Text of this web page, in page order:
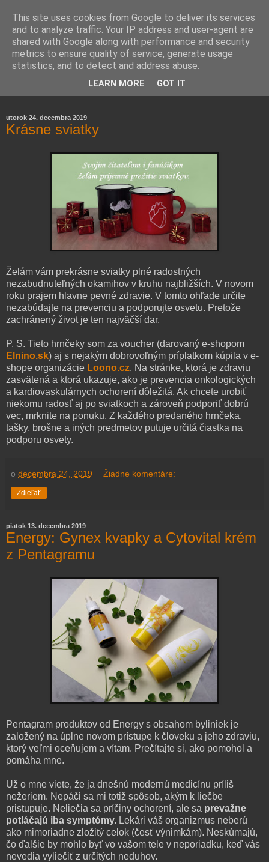
rozoberá témy o zdraví, živote a všetko možné.
utorok 24. decembra 2019
Krásne sviatky
Želám vám prekrásne sviatky plné radostných
nezabudnuteľných okamihov v kruhu najbližších. V novom
roku prajem hlavne pevné zdravie. V tomto ohľade určite
nezabúdajte na prevenciu a podporujte osvetu. Pretože
zachránený život je ten najväčší dar.
P. S. Tieto hrnčeky som za voucher (darovaný e-shopom
Elnino.sk) aj s nejakým dobrovoľným príplatkom kúpila v e-
shope organizácie Loono.cz. Na stránke, ktorá je zdraviu
zasvätená a ktorá ukazuje, ako je prevencia onkologických
a kardiovaskulárnych ochorení dôležitá. Ak chcete urobiť
niekomu radosť aj po sviatkoch a zároveň podporiť dobrú
vec, mrknite na ponuku. Z každého predaného hrnčeka,
tašky, brošne a iných predmetov putuje určitá čiastka na
podporu osvety.
o decembra 24, 2019 Žiadne komentáre:
Zdieľať
piatok 13. decembra 2019
Energy: Gynex kvapky a Cytovital krém
z Pentagramu
Pentagram produktov od Energy s obsahom byliniek je
založený na úplne novom prístupe k človeku a jeho zdraviu,
ktorý veľmi oceňujem a vítam. Prečítajte si, ako pomohol a
pomáha mne.
Už o mne viete, že ja dnešnú modernú medicínu príliš
nežeriem. Nepáči sa mi totiž spôsob, akým k liečbe
pristupuje. Neliečia sa príčiny ochorení, ale sa prevažne
potláčajú iba symptómy. Lekári váš organizmus neberú
ako mimoriadne zložitý celok (česť výnimkám). Neskúmajú,
čo ďalšie by mohlo byť vo vašom tele v neporiadku, keď vás
nevedia vyliečiť z určitých neduhov.
This site uses cookies from Google to deliver its services
and to analyze traffic. Your IP address and user-agent are
shared with Google along with performance and security
metrics to ensure quality of service, generate usage
statistics, and to detect and address abuse.
LEARN MORE GOT IT